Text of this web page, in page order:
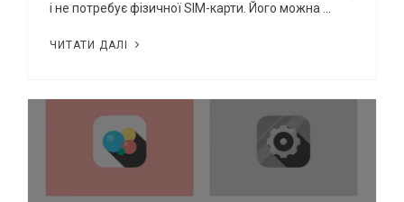
і не потребує фізичної SIM-карти. Його можна …
ЧИТАТИ ДАЛІ